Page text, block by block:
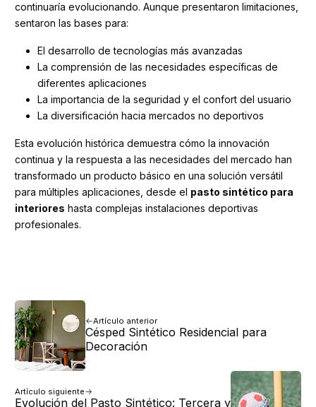
continuaría evolucionando. Aunque presentaron limitaciones,
sentaron las bases para:
El desarrollo de tecnologías más avanzadas
La comprensión de las necesidades específicas de
diferentes aplicaciones
La importancia de la seguridad y el confort del usuario
La diversificación hacia mercados no deportivos
Esta evolución histórica demuestra cómo la innovación
continua y la respuesta a las necesidades del mercado han
transformado un producto básico en una solución versátil
para múltiples aplicaciones, desde el pasto sintético para
interiores hasta complejas instalaciones deportivas
profesionales.
Artículo anterior
Césped Sintético Residencial para
Decoración
Artículo siguiente
Evolución del Pasto Sintético: Tercera y